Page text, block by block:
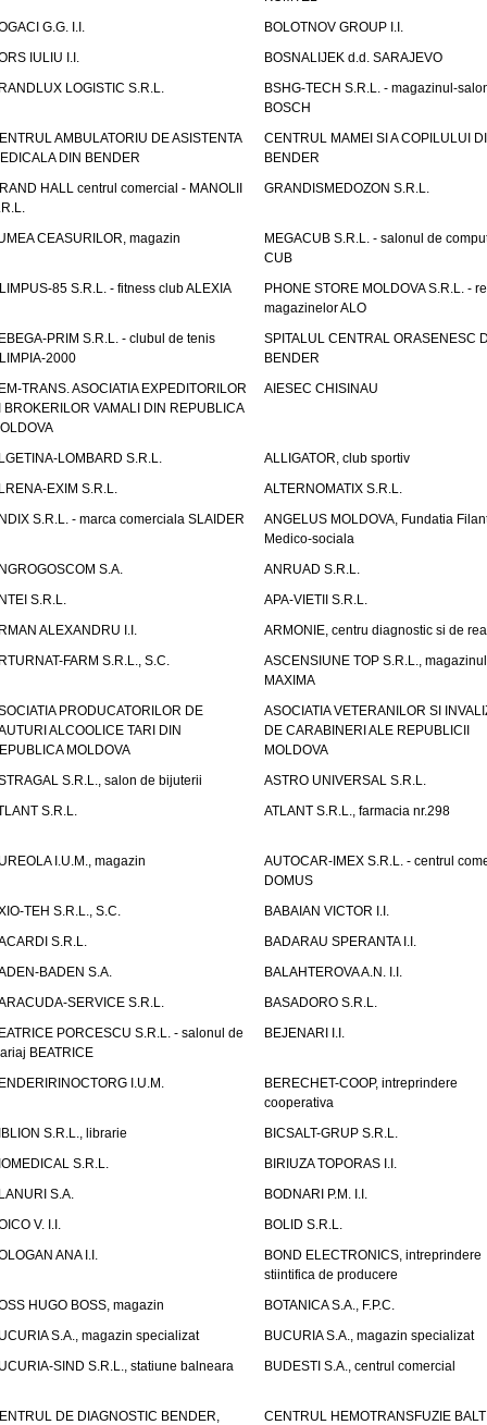
G.G. I.I.
BOLOTNOV GROUP I.I.
IULIU I.I.
BOSNALIJEK d.d. SARAJEVO
LOGISTIC S.R.L.
BSHG-TECH S.R.L. - magazinul-
BOSCH
AMBULATORIU DE ASISTENTA
DIN BENDER
CENTRUL MAMEI SI A COPILULUI
BENDER
HALL centrul comercial - MANOLII
GRANDISMEDOZON S.R.L.
CEASURILOR, magazin
MEGACUB S.R.L. - salonul de
CUB
85 S.R.L. - fitness club ALEXIA
PHONE STORE MOLDOVA S.R.L. -
magazinelor ALO
PRIM S.R.L. - clubul de tenis
2000
SPITALUL CENTRAL ORASENESC
BENDER
TRANS. ASOCIATIA EXPEDITORILOR
BROKERILOR VAMALI DIN REPUBLICA
AIESEC CHISINAU
LOMBARD S.R.L.
ALLIGATOR, club sportiv
EXIM S.R.L.
ALTERNOMATIX S.R.L.
S.R.L. - marca comerciala SLAIDER
ANGELUS MOLDOVA, Fundatia
Medico-sociala
S.A.
ANRUAD S.R.L.
S.R.L.
APA-VIETII S.R.L.
ALEXANDRU I.I.
ARMONIE, centru diagnostic si de
FARM S.R.L., S.C.
ASCENSIUNE TOP S.R.L., magazinul
MAXIMA
PRODUCATORILOR DE
ALCOOLICE TARI DIN
MOLDOVA
ASOCIATIA VETERANILOR SI
DE CARABINERI ALE REPUBLICII
MOLDOVA
S.R.L., salon de bijuterii
ASTRO UNIVERSAL S.R.L.
S.R.L.
ATLANT S.R.L., farmacia nr.298
I.U.M., magazin
AUTOCAR-IMEX S.R.L. - centrul
DOMUS
TEH S.R.L., S.C.
BABAIAN VICTOR I.I.
S.R.L.
BADARAU SPERANTA I.I.
BADEN S.A.
BALAHTEROVA A.N. I.I.
SERVICE S.R.L.
BASADORO S.R.L.
PORCESCU S.R.L. - salonul de
BEATRICE
BEJENARI I.I.
I.U.M.
BERECHET-COOP, intreprindere
cooperativa
S.R.L., librarie
BICSALT-GRUP S.R.L.
S.R.L.
BIRIUZA TOPORAS I.I.
S.A.
BODNARI P.M. I.I.
V. I.I.
BOLID S.R.L.
ANA I.I.
BOND ELECTRONICS, intreprindere
stiintifica de producere
HUGO BOSS, magazin
BOTANICA S.A., F.P.C.
S.A., magazin specializat
BUCURIA S.A., magazin specializat
SIND S.R.L., statiune balneara
BUDESTI S.A., centrul comercial
DE DIAGNOSTIC BENDER,
CENTRUL HEMOTRANSFUZIE